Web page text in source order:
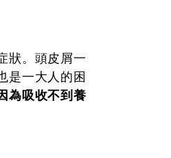
狀。頭皮屑一
是一大人的困
為吸收不到養